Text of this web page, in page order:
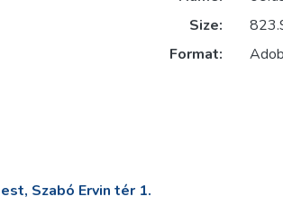
Size:
Format:
Szabó Ervin tér 1.